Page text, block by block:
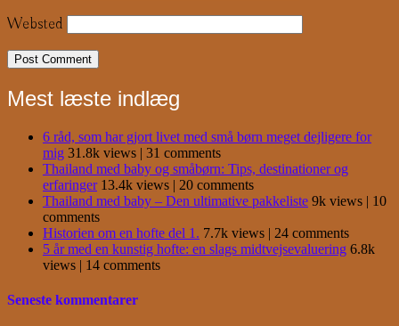
Websted
Mest læste indlæg
6 råd, som har gjort livet med små børn meget dejligere for
mig 31.8k views | 31 comments
Thailand med baby og småbørn: Tips, destinationer og
erfaringer 13.4k views | 20 comments
Thailand med baby – Den ultimative pakkeliste 9k views | 10
comments
Historien om en hofte del 1. 7.7k views | 24 comments
5 år med en kunstig hofte: en slags midtvejsevaluering 6.8k
views | 14 comments
Seneste kommentarer